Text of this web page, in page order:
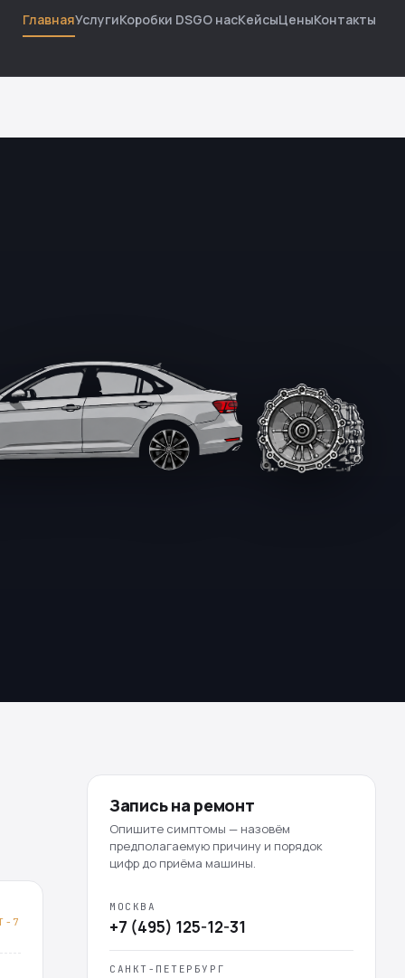
ГлавнаяУслугиКоробки DSGО насКейсыЦеныКонтакты
7
Запись на ремонт
Опишите симптомы — назовём
предполагаемую причину и порядок
цифр до приёма машины.
МОСКВА
+7 (495) 125-12-31
САНКТ-ПЕТЕРБУРГ